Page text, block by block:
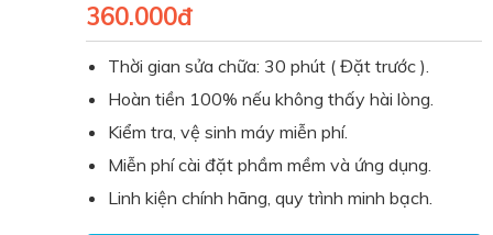
360.000đ
Thời gian sửa chữa: 30 phút ( Đặt trước ).
Hoàn tiền 100% nếu không thấy hài lòng.
Kiểm tra, vệ sinh máy miễn phí.
Miễn phí cài đặt phầm mềm và ứng dụng.
Linh kiện chính hãng, quy trình minh bạch.